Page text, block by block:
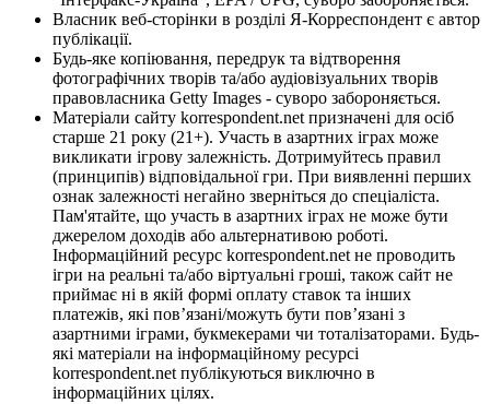
Власник веб-сторінки в розділі Я-Корреспондент є автор
публікації.
Будь-яке копіювання, передрук та відтворення
фотографічних творів та/або аудіовізуальних творів
правовласника Getty Images - суворо забороняється.
Матеріали сайту korrespondent.net призначені для осіб
старше 21 року (21+). Участь в азартних іграх може
викликати ігрову залежність. Дотримуйтесь правил
(принципів) відповідальної гри. При виявленні перших
ознак залежності негайно зверніться до спеціаліста.
Пам'ятайте, що участь в азартних іграх не може бути
джерелом доходів або альтернативою роботі.
Інформаційний ресурс korrespondent.net не проводить
ігри на реальні та/або віртуальні гроші, також сайт не
приймає ні в якій формі оплату ставок та інших
платежів, які пов’язані/можуть бути пов’язані з
азартними іграми, букмекерами чи тоталізаторами. Будь-
які матеріали на інформаційному ресурсі
korrespondent.net публікуються виключно в
інформаційних цілях.